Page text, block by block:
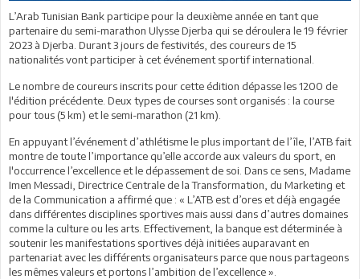
L’Arab Tunisian Bank participe pour la deuxième année en tant que
partenaire du semi-marathon Ulysse Djerba qui se déroulera le 19 février
2023 à Djerba. Durant 3 jours de festivités, des coureurs de 15
nationalités vont participer à cet événement sportif international.
Le nombre de coureurs inscrits pour cette édition dépasse les 1200 de
l'édition précédente. Deux types de courses sont organisés : la course
pour tous (5 km) et le semi-marathon (21 km).
En appuyant l’événement d’athlétisme le plus important de l’île, l’ATB fait
montre de toute l’importance qu’elle accorde aux valeurs du sport, en
l'occurrence l’excellence et le dépassement de soi. Dans ce sens, Madame
Imen Messadi, Directrice Centrale de la Transformation, du Marketing et
de la Communication a affirmé que : « L’ATB est d’ores et déjà engagée
dans différentes disciplines sportives mais aussi dans d’autres domaines
comme la culture ou les arts. Effectivement, la banque est déterminée à
soutenir les manifestations sportives déjà initiées auparavant en
partenariat avec les différents organisateurs parce que nous partageons
les mêmes valeurs et portons l’ambition de l’excellence ».